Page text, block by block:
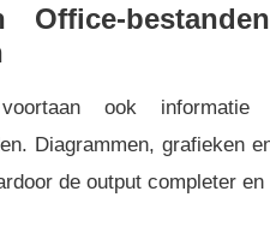
Office-
ook
Diagrammen, grafieken
de output completer